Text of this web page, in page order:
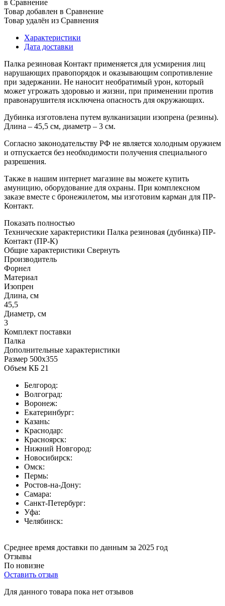
в Сравнение
Товар добавлен в Сравнение
Товар удалён из Сравнения
Характеристики
Дата доставки
Палка резиновая Контакт применяется для усмирения лиц
нарушающих правопорядок и оказывающим сопротивление
при задержании. Не наносит необратимый урон, который
может угрожать здоровью и жизни, при применении против
правонарушителя исключена опасность для окружающих.
Дубинка изготовлена путем вулканизации изопрена (резины).
Длина – 45,5 см, диаметр – 3 см.
Согласно законодательству РФ не является холодным оружием
и отпускается без необходимости получения специального
разрешения.
Также в нашим интернет магазине вы можете купить
амуницию, оборудование для охраны. При комплексном
заказе вместе с бронежилетом, мы изготовим карман для ПР-
Контакт.
Показать полностью
Технические характеристики Палка резиновая (дубинка) ПР-
Контакт (ПР-К)
Общие характеристики Свернуть
Производитель
Форнел
Материал
Изопрен
Длина, см
45,5
Диаметр, см
3
Комплект поставки
Палка
Дополнительные характеристики
Размер 500x355
Объем КБ 21
Белгород:
Волгоград:
Воронеж:
Екатеринбург:
Казань:
Краснодар:
Красноярск:
Нижний Новгород:
Новосибирск:
Омск:
Пермь:
Ростов-на-Дону:
Самара:
Санкт-Петербург:
Уфа:
Челябинск:
Среднее время доставки по данным за 2025 год
Отзывы
По новизне
Оставить отзыв
Для данного товара пока нет отзывов